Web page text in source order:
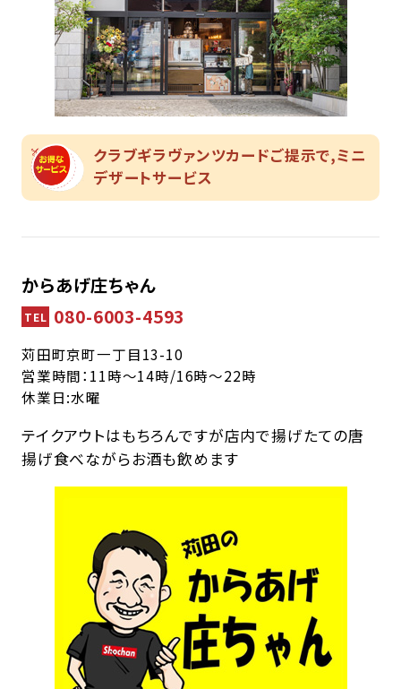
クラブギラヴァンツカードご提示で,ミニ
デザートサービス
からあげ庄ちゃん
TEL 080-6003-4593
苅田町京町一丁目13-10
営業時間：11時〜14時/16時〜22時
休業日:水曜
テイクアウトはもちろんですが店内で揚げたての唐
揚げ食べながらお酒も飲めます